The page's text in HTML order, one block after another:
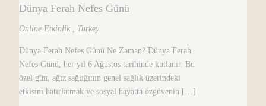
Dünya Ferah Nefes Günü
Online Etkinlik , Turkey
Dünya Ferah Nefes Günü Ne Zaman? Dünya Ferah
Nefes Günü, her yıl 6 Ağustos tarihinde kutlanır. Bu
özel gün, ağız sağlığının genel sağlık üzerindeki
etkisini hatırlatmak ve sosyal hayatta özgüvenin […]